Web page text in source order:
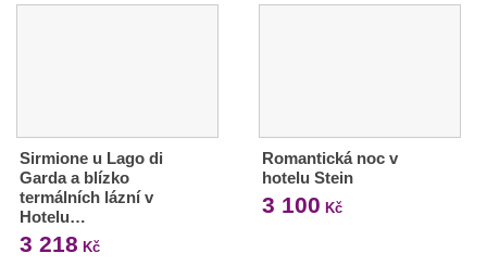
Sirmione u Lago di
Garda a blízko
termálních lázní v
Hotelu…
3 218 Kč
Romantická noc v
hotelu Stein
3 100 Kč